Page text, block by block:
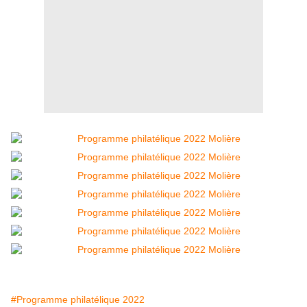
#Programme philatélique 2022